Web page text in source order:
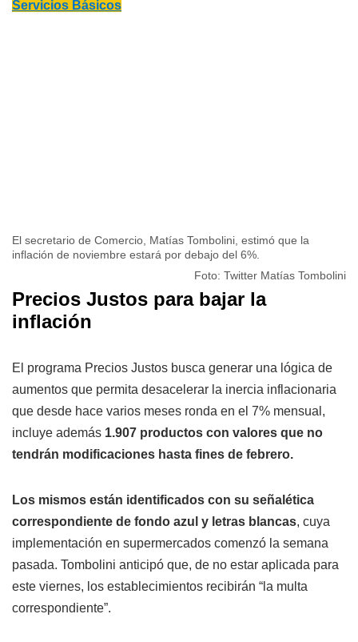
Servicios Básicos
El secretario de Comercio, Matías Tombolini, estimó que la
inflación de noviembre estará por debajo del 6%.
Foto: Twitter Matías Tombolini
Precios Justos para bajar la
inflación
El programa Precios Justos busca generar una lógica de
aumentos que permita desacelerar la inercia inflacionaria
que desde hace varios meses ronda en el 7% mensual,
incluye además 1.907 productos con valores que no
tendrán modificaciones hasta fines de febrero.
Los mismos están identificados con su señalética
correspondiente de fondo azul y letras blancas, cuya
implementación en supermercados comenzó la semana
pasada. Tombolini anticipó que, de no estar aplicada para
este viernes, los establecimientos recibirán “la multa
correspondiente”.